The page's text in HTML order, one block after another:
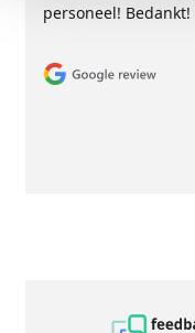
personeel! Bedankt!